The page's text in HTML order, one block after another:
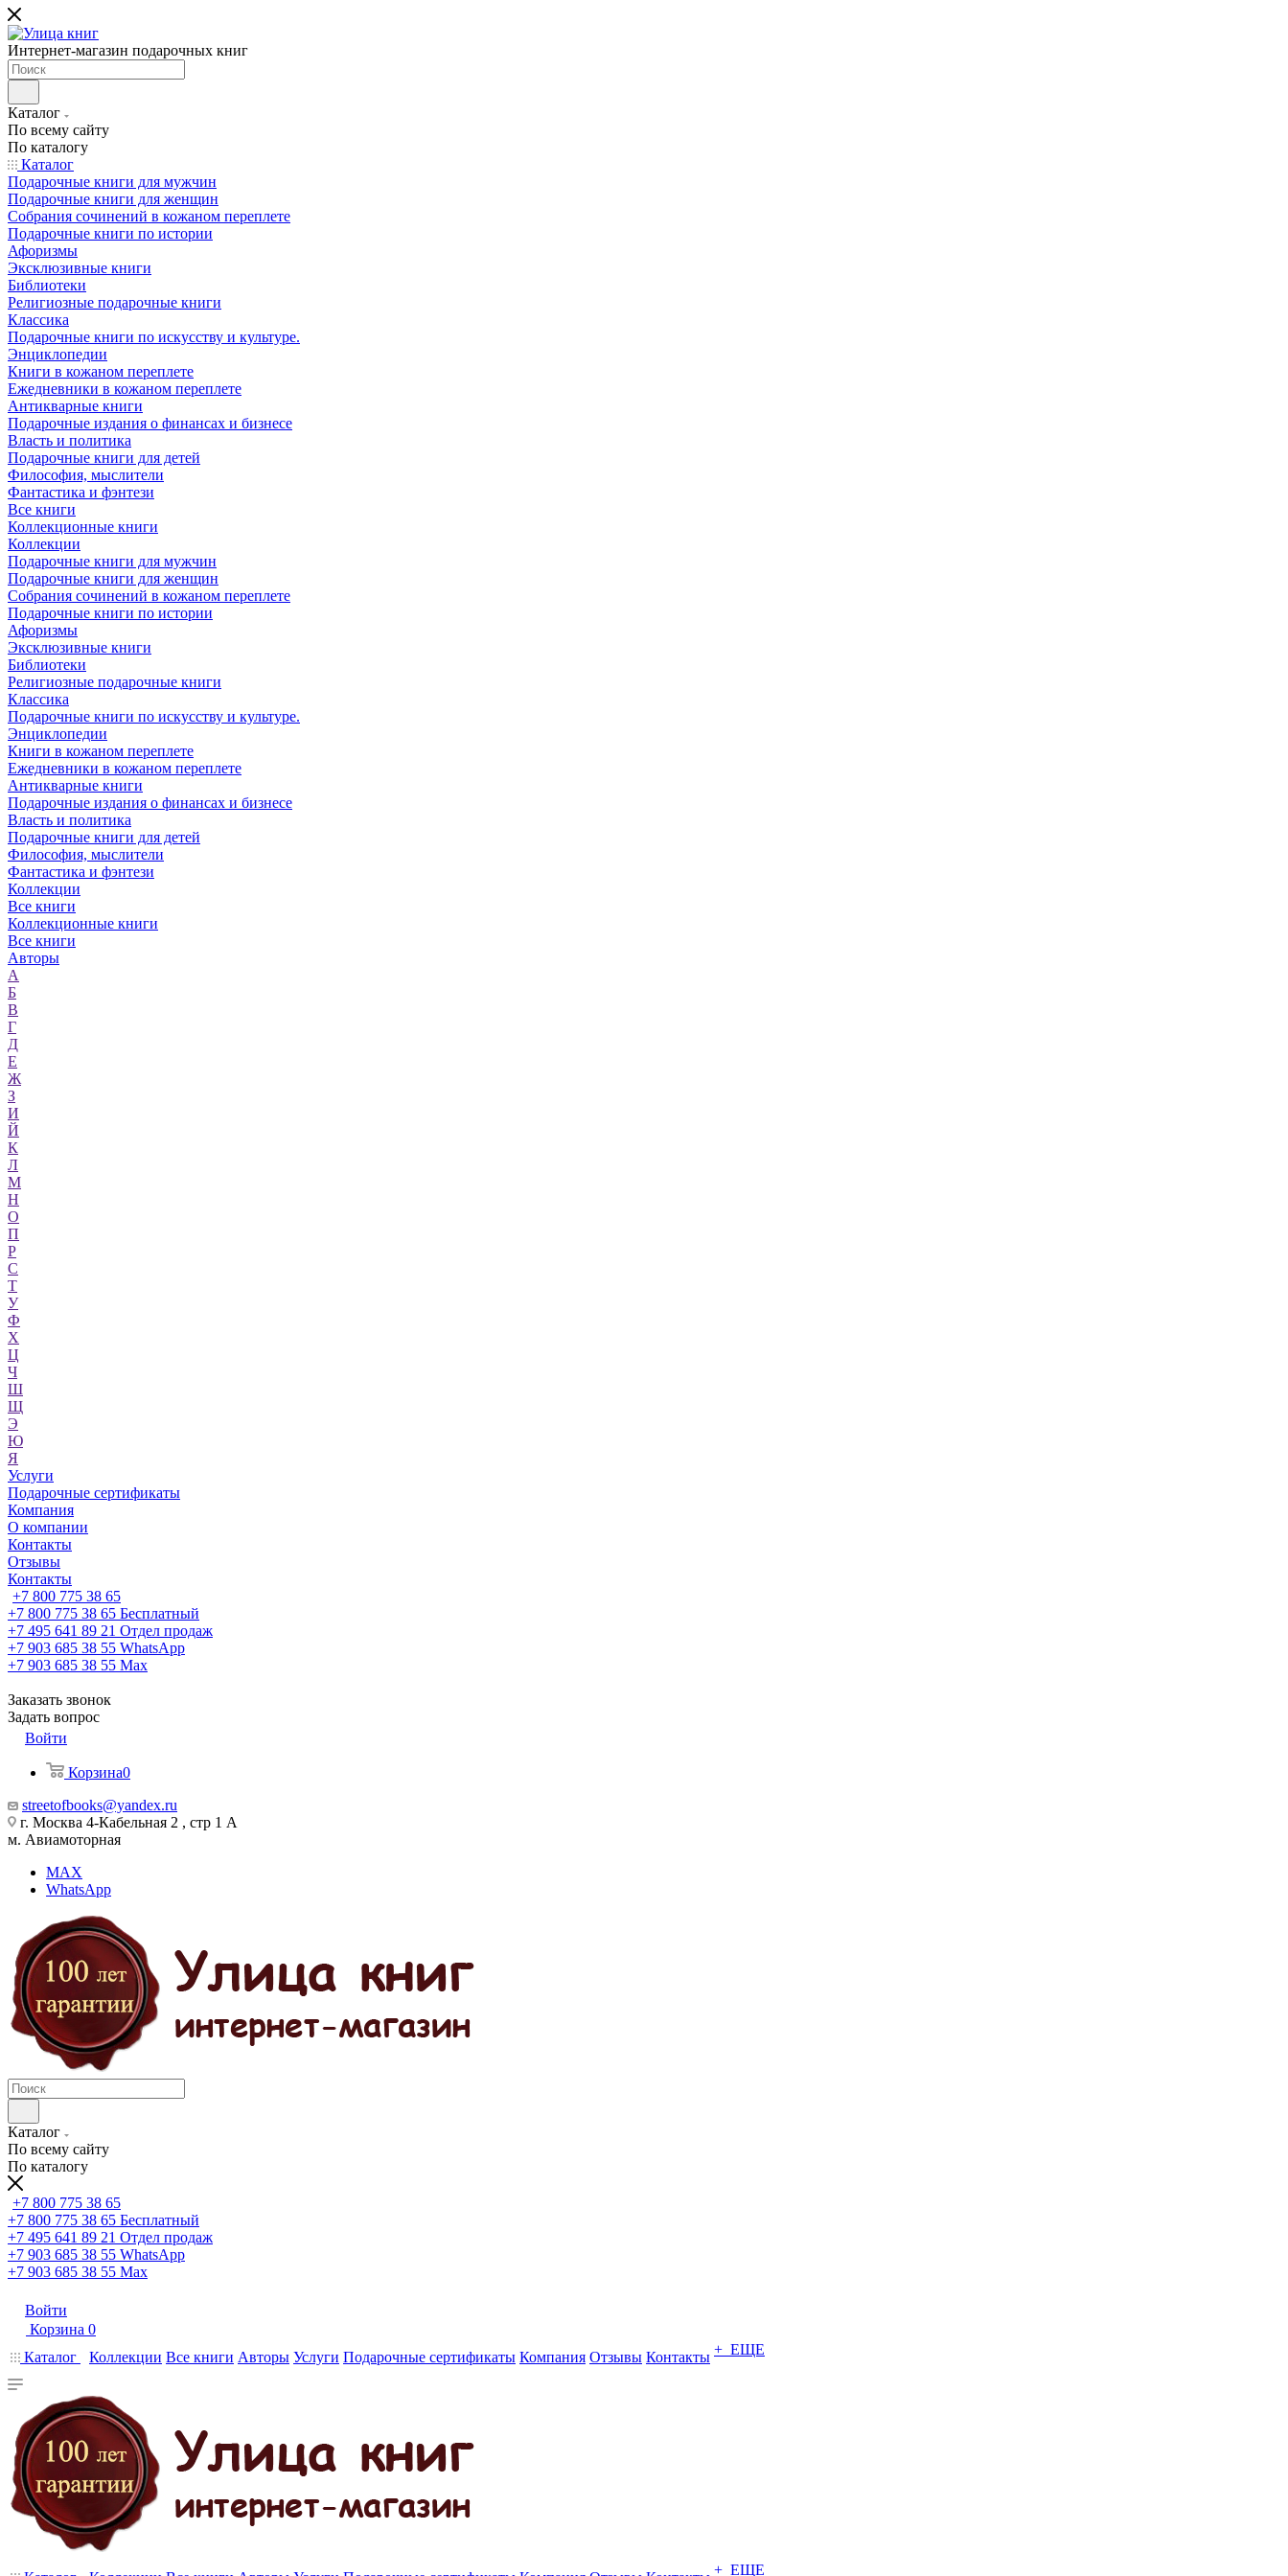
Интернет-магазин подарочных книг
Каталог
По всему сайту
По каталогу
Каталог
Подарочные книги для мужчин
Подарочные книги для женщин
Собрания сочинений в кожаном переплете
Подарочные книги по истории
Афоризмы
Эксклюзивные книги
Библиотеки
Религиозные подарочные книги
Классика
Подарочные книги по искусству и культуре.
Энциклопедии
Книги в кожаном переплете
Ежедневники в кожаном переплете
Антикварные книги
Подарочные издания о финансах и бизнесе
Власть и политика
Подарочные книги для детей
Философия, мыслители
Фантастика и фэнтези
Все книги
Коллекционные книги
Коллекции
Подарочные книги для мужчин
Подарочные книги для женщин
Собрания сочинений в кожаном переплете
Подарочные книги по истории
Афоризмы
Эксклюзивные книги
Библиотеки
Религиозные подарочные книги
Классика
Подарочные книги по искусству и культуре.
Энциклопедии
Книги в кожаном переплете
Ежедневники в кожаном переплете
Антикварные книги
Подарочные издания о финансах и бизнесе
Власть и политика
Подарочные книги для детей
Философия, мыслители
Фантастика и фэнтези
Коллекции
Все книги
Коллекционные книги
Все книги
Авторы
А
Б
В
Г
Д
Е
Ж
З
И
Й
К
Л
М
Н
О
П
Р
С
Т
У
Ф
Х
Ц
Ч
Ш
Щ
Э
Ю
Я
Услуги
Подарочные сертификаты
Компания
О компании
Контакты
Отзывы
Контакты
+7 800 775 38 65
+7 800 775 38 65 Бесплатный
+7 495 641 89 21 Отдел продаж
+7 903 685 38 55 WhatsApp
+7 903 685 38 55 Max
Заказать звонок
Задать вопрос
Войти
Корзина0
streetofbooks@yandex.ru
г. Москва 4-Кабельная 2 , стр 1 А
м. Авиамоторная
MAX
WhatsApp
Каталог
По всему сайту
По каталогу
+7 800 775 38 65
+7 800 775 38 65 Бесплатный
+7 495 641 89 21 Отдел продаж
+7 903 685 38 55 WhatsApp
+7 903 685 38 55 Max
Войти
Корзина 0
Каталог
Коллекции Все книги Авторы Услуги Подарочные сертификаты Компания Отзывы Контакты + ЕЩЕ
+ ЕЩЕ